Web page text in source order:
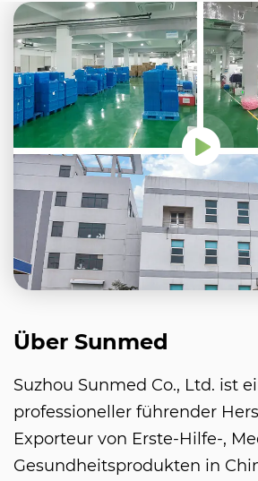
Über Sunmed
Suzhou Sunmed Co., Ltd. ist
professioneller führender
Exporteur von Erste-Hilfe-,
Gesundheitsprodukten in